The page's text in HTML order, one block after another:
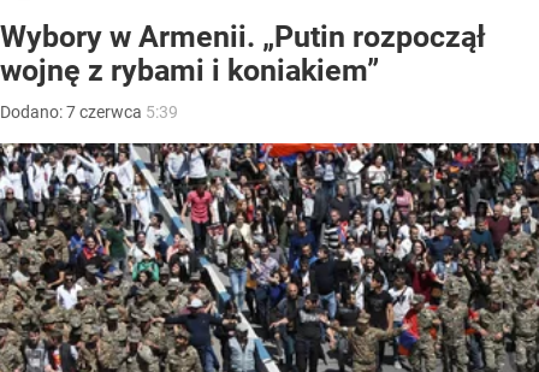
Wybory w Armenii. „Putin rozpoczął
wojnę z rybami i koniakiem”
Dodano:7czerwca 5:39